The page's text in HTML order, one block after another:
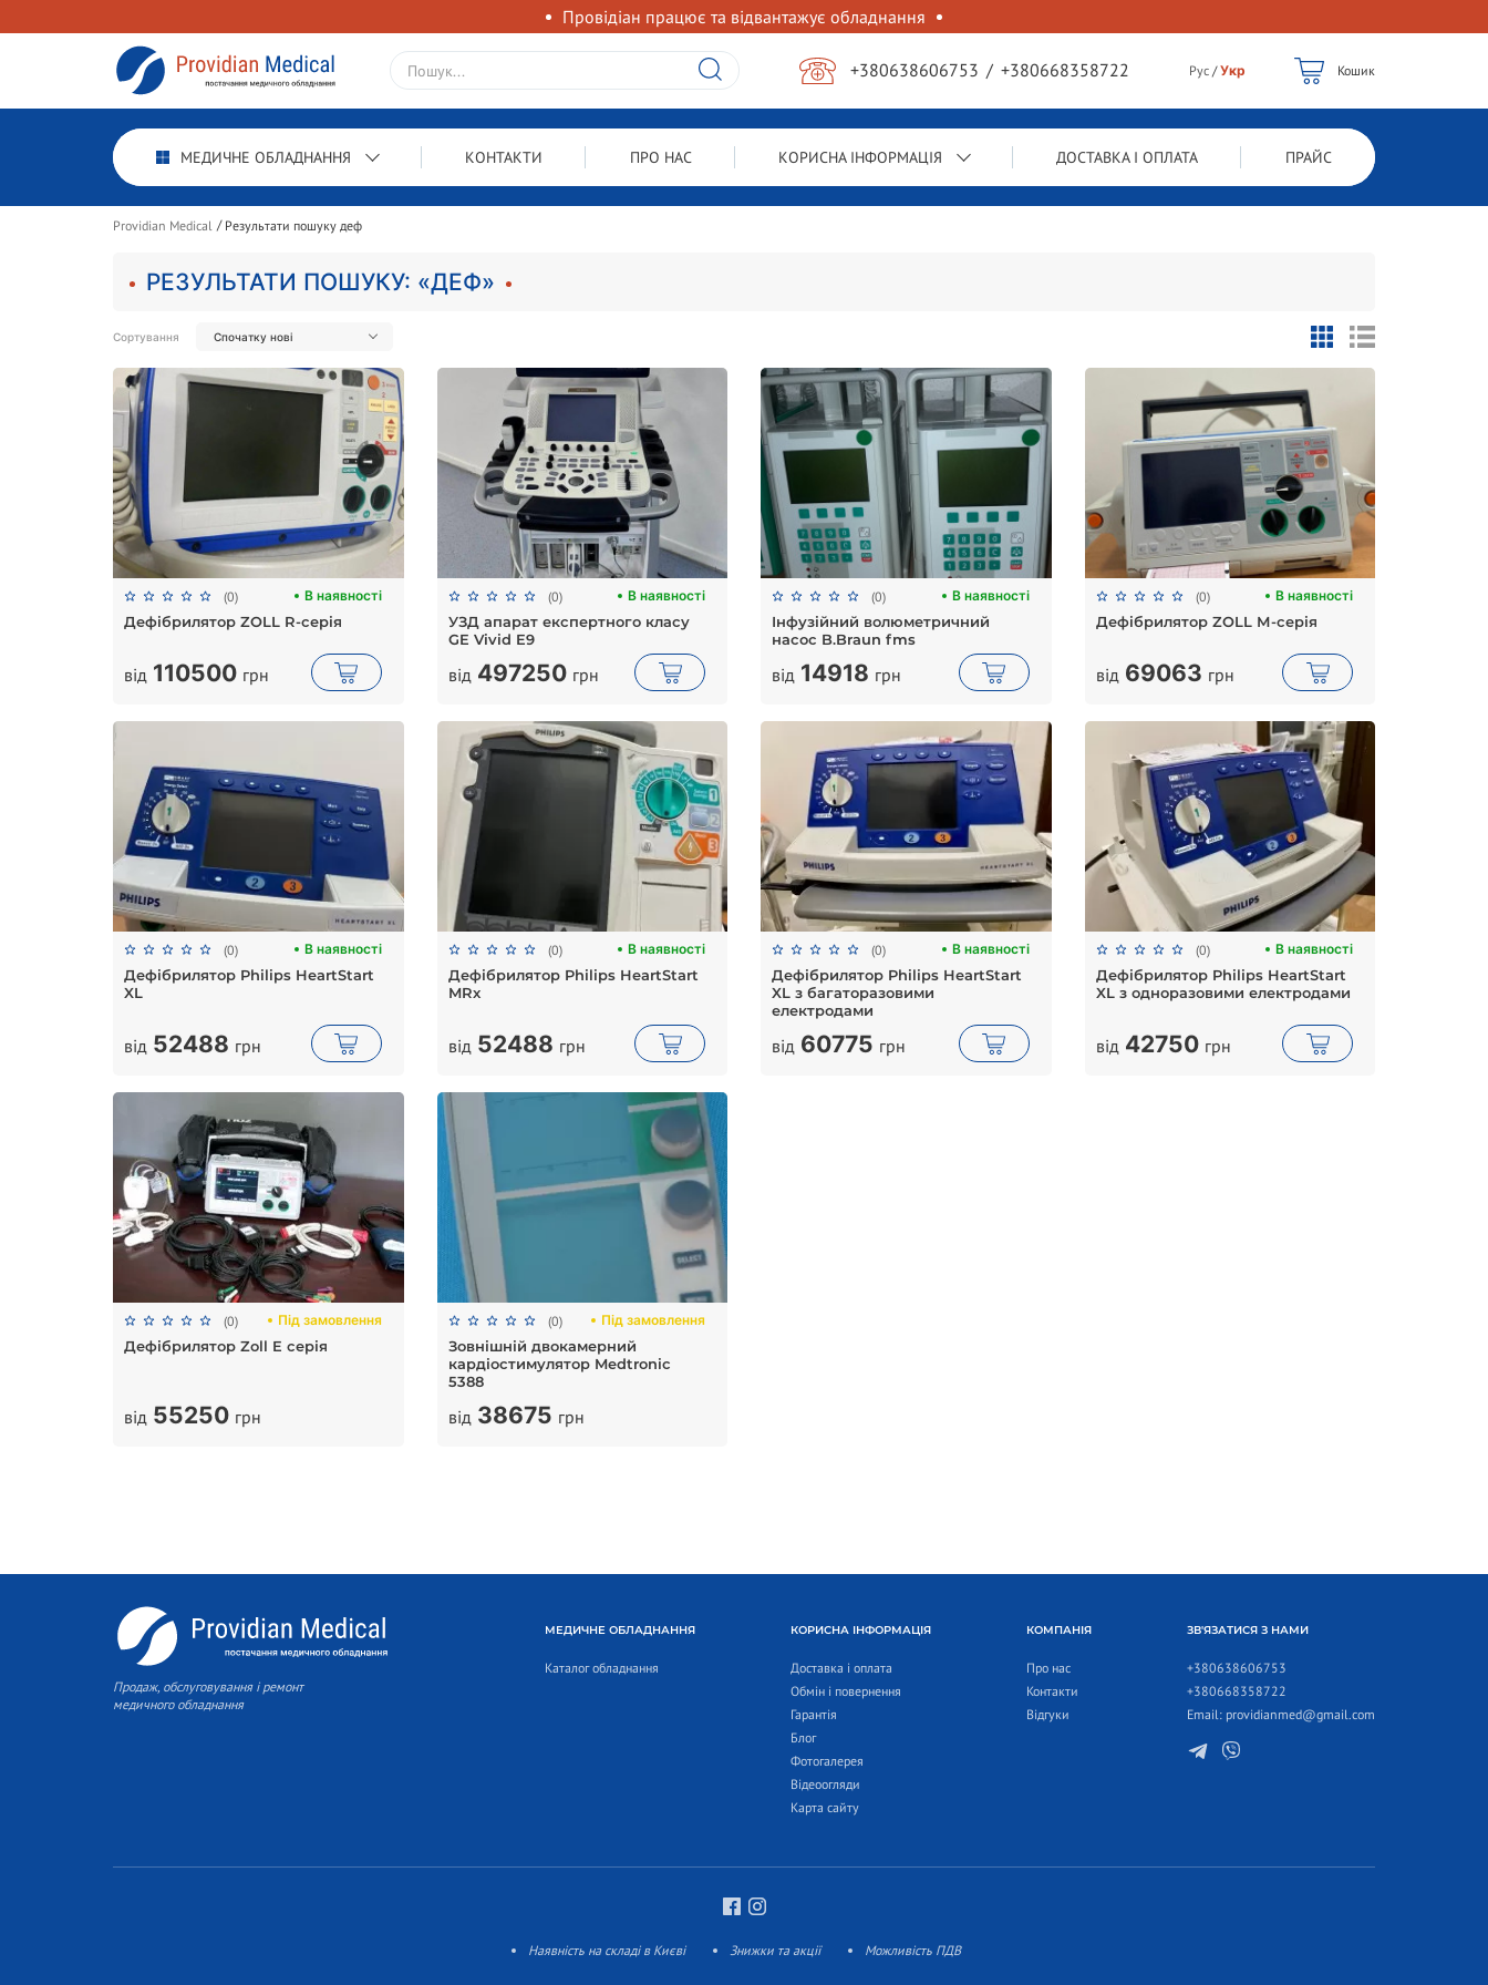
Провідіан працює та відвантажує обладнання
+380638606753 / +380668358722 Рус /Укр Кошик
МЕДИЧНЕ ОБЛАДНАННЯ КОНТАКТИ ПРО НАС КОРИСНА ІНФОРМАЦІЯ ДОСТАВКА І ОПЛАТА ПРАЙС
Providian Medical Результати пошуку деф
РЕЗУЛЬТАТИ ПОШУКУ: «ДЕФ»
Сортування Спочатку нові
(0) В наявності
Дефібрилятор ZOLL R-серія
від 110500 грн
(0) В наявності
УЗД апарат експертного класу
GE Vivid E9
від 497250 грн
(0) В наявності
Інфузійний волюметричний
насос B.Braun fms
від 14918 грн
(0) В наявності
Дефібрилятор ZOLL М-серія
від 69063 грн
(0) В наявності
Дефібрилятор Philips HeartStart
XL
від 52488 грн
(0) В наявності
Дефібрилятор Philips HeartStart
MRx
від 52488 грн
(0) В наявності
Дефібрилятор Philips HeartStart
XL з багаторазовими
електродами
від 60775 грн
(0) В наявності
Дефібрилятор Philips HeartStart
XL з одноразовими електродами
від 42750 грн
(0) Під замовлення
Дефібрилятор Zoll E серія
від 55250 грн
(0) Під замовлення
Зовнішній двокамерний
кардіостимулятор Medtronic
5388
від 38675 грн
Продаж, обслуговування і ремонт
медичного обладнання
МЕДИЧНЕ ОБЛАДНАННЯ
Каталог обладнання
КОРИСНА ІНФОРМАЦІЯ
Доставка і оплата
Обмін і повернення
Гарантія
Блог
Фотогалерея
Відеоогляди
Карта сайту
КОМПАНІЯ
Про нас
Контакти
Відгуки
ЗВ'ЯЗАТИСЯ З НАМИ
+380638606753
+380668358722
Email: providianmed@gmail.com
Наявність на складі в Києві Знижки та акції Можливість ПДВ